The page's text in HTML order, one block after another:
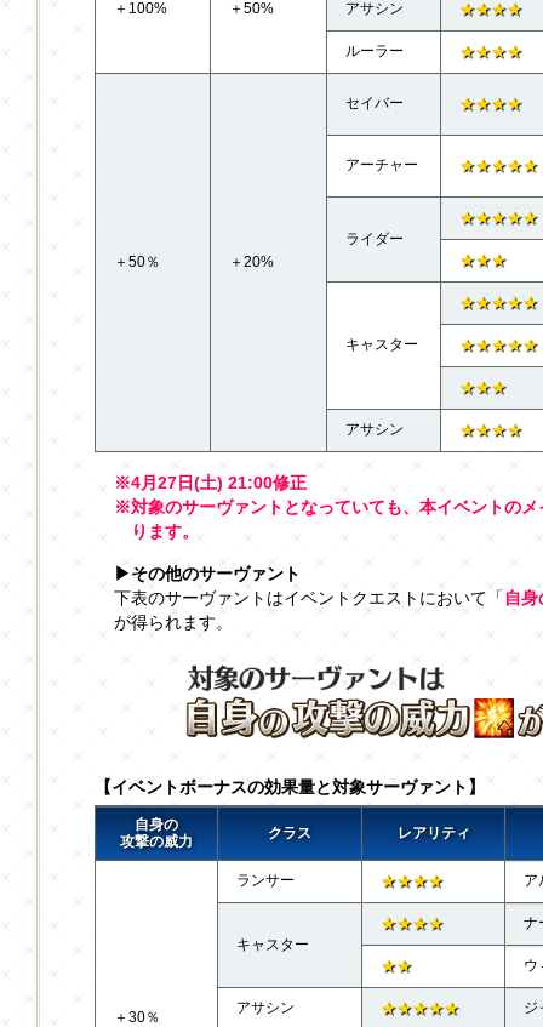
＋100% ＋50% アサシン ★★★★
ルーラー ★★★★
＋50％ ＋20%
セイバー ★★★★
アーチャー ★★★★★
ライダー
★★★★★
★★★
キャスター
★★★★★
★★★★★
★★★
アサシン ★★★★
※4月27日(土) 21:00修正
※対象のサーヴァントとなっていても、本イベントの
ります。
▶その他のサーヴァント
下表のサーヴァントはイベントクエストにおいて「 自
が得られます。
【イベントボーナスの効果量と対象サーヴァント】
自身の
攻撃の威力
クラス レアリティ
＋30％
ランサー ★★★★ ア
キャスター
★★★★ ナ
★★ ウ
アサシン ★★★★★ ジ